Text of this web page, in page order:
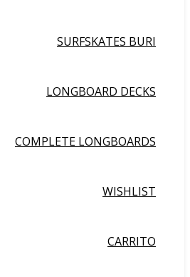
SURFSKATES BURI
LONGBOARD DECKS
COMPLETE LONGBOARDS
WISHLIST
CARRITO